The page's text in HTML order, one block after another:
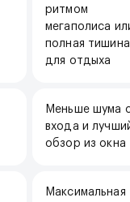
ритмом
мегаполиса
полная тишина
для отдыха
Меньше шума
входа и
обзор из окна
Максимальная